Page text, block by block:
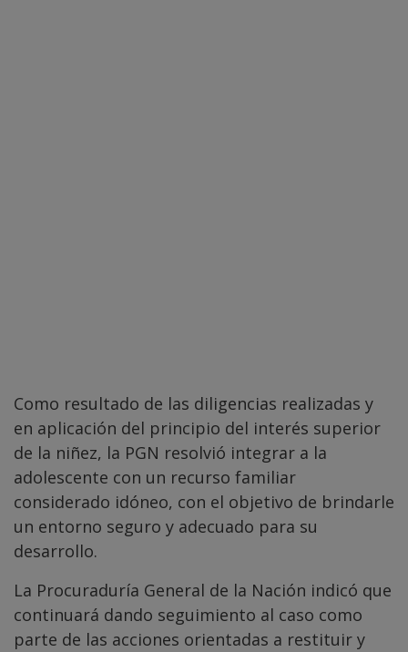
Como resultado de las diligencias realizadas y
en aplicación del principio del interés superior
de la niñez, la PGN resolvió integrar a la
adolescente con un recurso familiar
considerado idóneo, con el objetivo de brindarle
un entorno seguro y adecuado para su
desarrollo.
La Procuraduría General de la Nación indicó que
continuará dando seguimiento al caso como
parte de las acciones orientadas a restituir y